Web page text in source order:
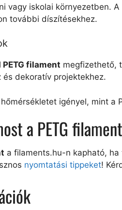
vagy iskolai környezetben.
további díszítésekhez.
filament megfizethető,
dekoratív projektekhez.
igényel, mint
a PETG
a filaments.hu-n kapható,
nyomtatási tippeket!